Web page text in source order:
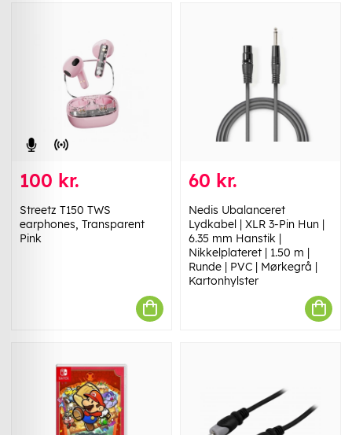
100 kr.
Streetz T150 TWS
earphones, Transparent
Pink
60 kr.
Nedis Ubalanceret
Lydkabel | XLR 3-Pin Hun |
6.35 mm Hanstik |
Nikkelplateret | 1.50 m |
Runde | PVC | Mørkegrå |
Kartonhylster